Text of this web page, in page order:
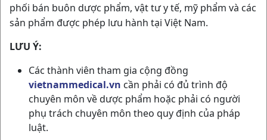
phối bán buôn dược phẩm, vật tư y tế, mỹ phẩm và các
sản phẩm được phép lưu hành tại Việt Nam.
LƯU Ý:
Các thành viên tham gia cộng đồng
vietnammedical.vn cần phải có đủ trình độ
chuyên môn về dược phẩm hoặc phải có người
phụ trách chuyên môn theo quy định của pháp
luật.